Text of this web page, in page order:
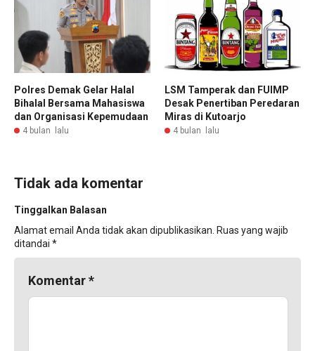
Polres Demak Gelar Halal
Bihalal Bersama Mahasiswa
dan Organisasi Kepemudaan
4 bulan lalu
LSM Tamperak dan FUIMP
Desak Penertiban Peredaran
Miras di Kutoarjo
4 bulan lalu
Tidak ada komentar
Tinggalkan Balasan
Alamat email Anda tidak akan dipublikasikan. Ruas yang wajib
ditandai *
Komentar*